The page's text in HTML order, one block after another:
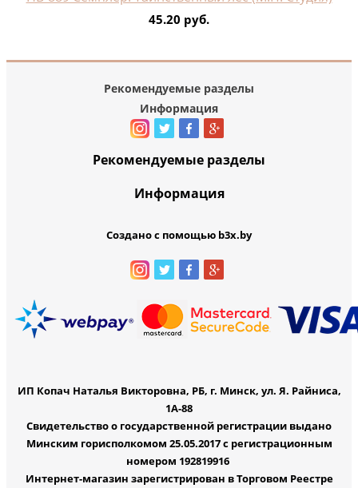
45.20 руб.
Рекомендуемые разделы
Информация
Рекомендуемые разделы
Информация
Создано с помощью b3x.by
ИП Копач Наталья Викторовна, РБ, г. Минск, ул. Я. Райниса,
1А-88
Свидетельство о государственной регистрации выдано
Минским горисполкомом 25.05.2017 с регистрационным
номером 192819916
Интернет-магазин зарегистрирован в Торговом Реестре